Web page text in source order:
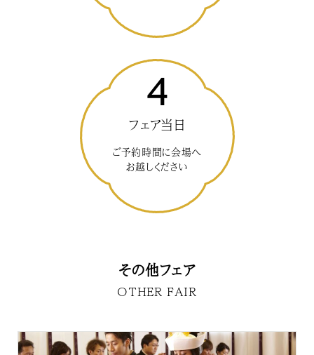
4
フェア当日
ご予約時間に会場へ
お越しください
その他フェア
OTHER FAIR